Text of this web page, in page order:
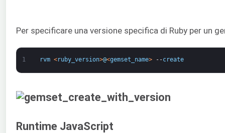
Per specificare una versione specifica di Ruby per un
1 rvm <ruby_version>@<gemset_name> --create
Runtime JavaScript